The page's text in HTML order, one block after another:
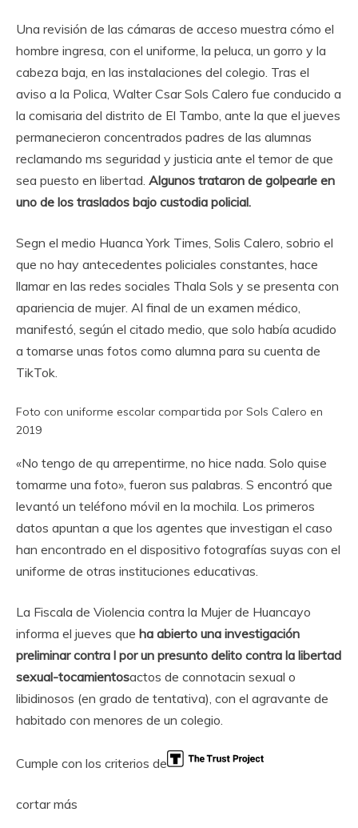
Una revisión de las cámaras de acceso muestra cómo el
hombre ingresa, con el uniforme, la peluca, un gorro y la
cabeza baja, en las instalaciones del colegio. Tras el
aviso a la Polica, Walter Csar Sols Calero fue conducido a
la comisaria del distrito de El Tambo, ante la que el jueves
permanecieron concentrados padres de las alumnas
reclamando ms seguridad y justicia ante el temor de que
sea puesto en libertad. Algunos trataron de golpearle en
uno de los traslados bajo custodia policial.
Segn el medio Huanca York Times, Solis Calero, sobrio el
que no hay antecedentes policiales constantes, hace
llamar en las redes sociales Thala Sols y se presenta con
apariencia de mujer. Al final de un examen médico,
manifestó, según el citado medio, que solo había acudido
a tomarse unas fotos como alumna para su cuenta de
TikTok.
Foto con uniforme escolar compartida por Sols Calero en
2019
«No tengo de qu arrepentirme, no hice nada. Solo quise
tomarme una foto», fueron sus palabras. S encontró que
levantó un teléfono móvil en la mochila. Los primeros
datos apuntan a que los agentes que investigan el caso
han encontrado en el dispositivo fotografías suyas con el
uniforme de otras instituciones educativas.
La Fiscala de Violencia contra la Mujer de Huancayo
informa el jueves que ha abierto una investigación
preliminar contra l por un presunto delito contra la libertad
sexual-tocamientosactos de connotacin sexual o
libidinosos (en grado de tentativa), con el agravante de
habitado con menores de un colegio.
Cumple con los criterios de
cortar más